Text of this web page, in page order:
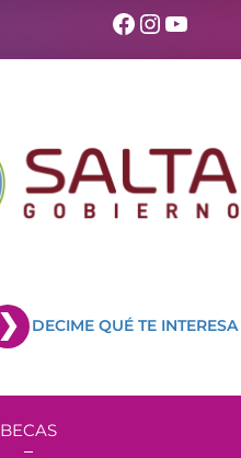
Facebook
DECIME QUÉ TE INTERESA
BECAS